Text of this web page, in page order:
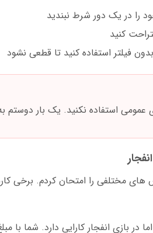
فیلتر استفاده کنید تا قطعی نشود
نکنید. یک بار دوستم به دلیل قطعی
روش های مختلفی را امتحان کردم.
بازی انفجار کارایی دارد. شما با